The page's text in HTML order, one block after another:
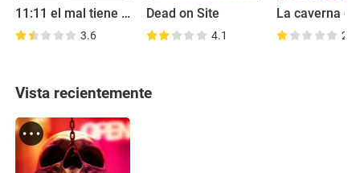
11:11 el mal tiene un nuevo número
3.6
Dead on Site
4.1 2.8
Vista recientemente